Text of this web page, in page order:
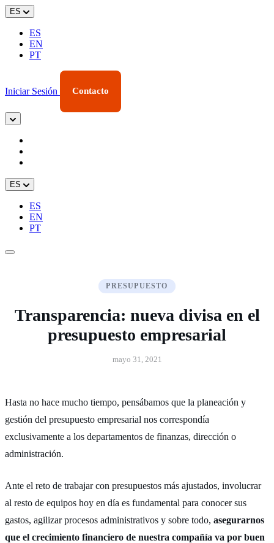
ES
ES
EN
PT
Iniciar Sesión Contacto
ES
ES
EN
PT
PRESUPUESTO
Transparencia: nueva divisa en el
presupuesto empresarial
mayo 31, 2021
Hasta no hace mucho tiempo, pensábamos que la planeación y
gestión del presupuesto empresarial nos correspondía
exclusivamente a los departamentos de finanzas, dirección o
administración.
Ante el reto de trabajar con presupuestos más ajustados, involucrar
al resto de equipos hoy en día es fundamental para conocer sus
gastos, agilizar procesos administrativos y sobre todo, asegurarnos
que el crecimiento financiero de nuestra compañía va por buen